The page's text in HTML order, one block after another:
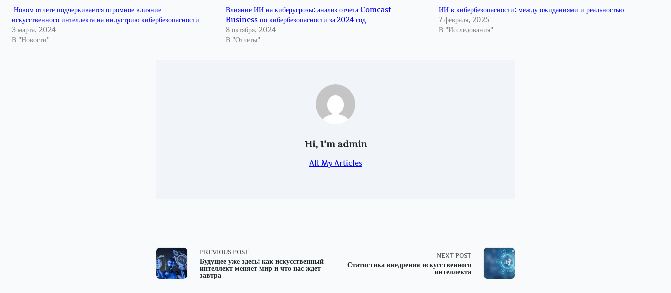
Новом отчете подчеркивается огромное влияние
искусственного интеллекта на индустрию кибербезопасности
3 марта, 2024
В "Новости"
Влияние ИИ на киберугрозы: анализ отчета Comcast
Business по кибербезопасности за 2024 год
8 октября, 2024
В "Отчеты"
ИИ в кибербезопасности: между ожиданиями и реальностью
7 февраля, 2025
В "Исследования"
Hi, I’m admin
All My Articles
<span
class="nav-
PREVIOUS POST
Будущее уже здесь: как искусственный
интеллект меняет мир и что нас ждет
завтра
NEXT POST
Статистика внедрения искусственного
интеллекта